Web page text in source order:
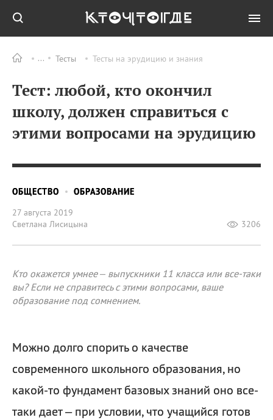
Тесты Тесты на эрудицию и знания
Тест: любой, кто окончил
школу, должен справиться с
этими вопросами на эрудицию
ОБЩЕСТВО
ОБРАЗОВАНИЕ
27 августа 2019
Светлана Лисицына
3206
Кто окажется умнее – выпускники 11 класса или все-таки
вы? Если не справитесь с этими вопросами, ваше
образование под сомнением.
Можно долго спорить о качестве
современного школьного образования, но
какой-то фундамент базовых знаний оно все-
таки дает – при условии, что учащийся готов